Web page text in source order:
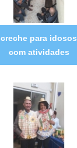
creche para idosos
com atividades